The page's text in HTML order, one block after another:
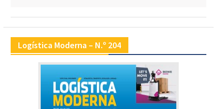
Logística Moderna – N.º 204